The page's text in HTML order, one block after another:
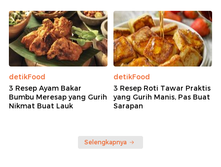
detikFood
3 Resep Ayam Bakar
Bumbu Meresap yang Gurih
Nikmat Buat Lauk
detikFood
3 Resep Roti Tawar Praktis
yang Gurih Manis, Pas Buat
Sarapan
Selengkapnya